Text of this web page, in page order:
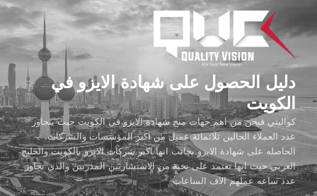
المحتوى
دليل الحصول على شهادة الايزو في
الكويت
كواليتي فيجن من اهم جهات منح شهادة الايزو في الكويت حيث يتجاوز
عدد العملاء الحالين ثلاثمائة عميل من اكبر المؤسسات والشركات
الحاصله على شهادة الايزو بجانب انها اكبر شركات الايزو بالكويت والخليج
العربي حيث انها تعتمد على نخبة من الاستشاريين المدربين والذي تجاوز
عدد ساعه عملهم الاف الساعات